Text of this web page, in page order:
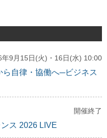
年9月15日(火)・16日(水) 10:00
自律・協働へ─ビジネス
開催終了
ス 2026 LIVE